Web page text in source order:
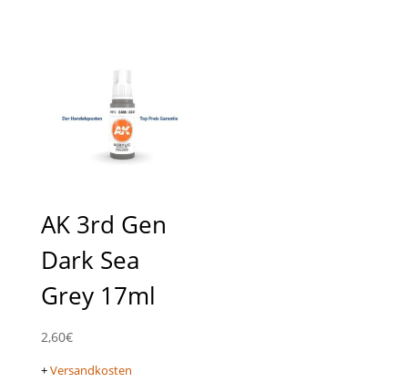
AK 3rd Gen
Dark Sea
Grey 17ml
2,60€
+Versandkosten